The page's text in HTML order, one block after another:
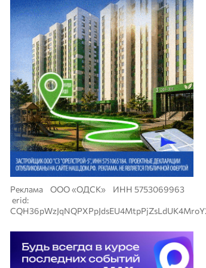
Реклама ООО «ОДСК» ИНН 5753069963
erid: